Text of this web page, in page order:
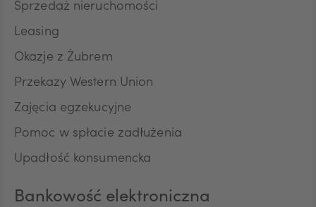
Sprzedaż nieruchomości
Leasing
Okazje z Żubrem
Przekazy Western Union
Zajęcia egzekucyjne
Pomoc w spłacie zadłużenia
Upadłość konsumencka
Bankowość elektroniczna